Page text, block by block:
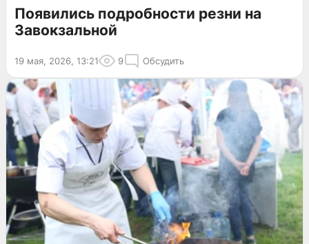
Появились подробности резни на
Завокзальной
19 мая, 2026, 13:21 9 Обсудить